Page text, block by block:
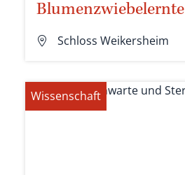
Blumenzwiebelernte
Schloss Weikersheim
Wissenschaft